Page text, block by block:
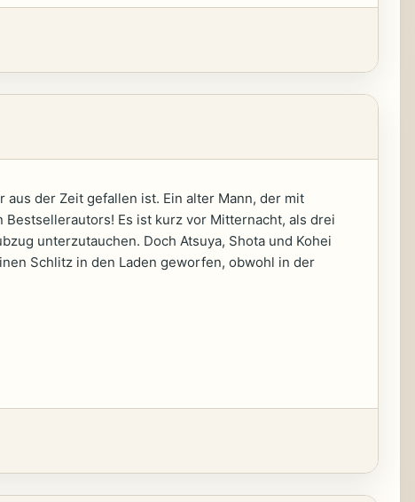
der Zeit gefallen ist. Ein alter Mann, der mit
Es ist kurz vor Mitternacht, als drei
unterzutauchen. Doch Atsuya, Shota und Kohei
Schlitz in den Laden geworfen, obwohl in der